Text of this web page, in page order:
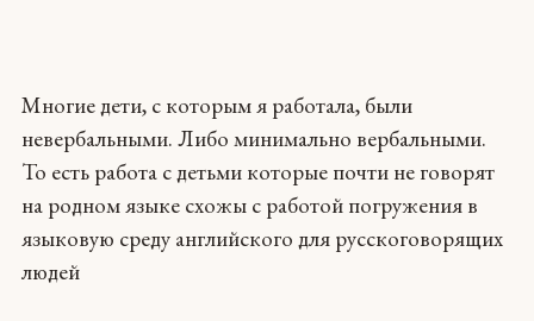
Многие дети, с которым я работала, были
невербальными. Либо минимально вербальными.
То есть работа с детьми которые почти не говорят
на родном языке схожы с работой погружения в
языковую среду английского для русскоговорящих
людей